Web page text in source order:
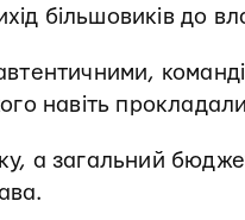
більшовиків до
навіть
а загальний